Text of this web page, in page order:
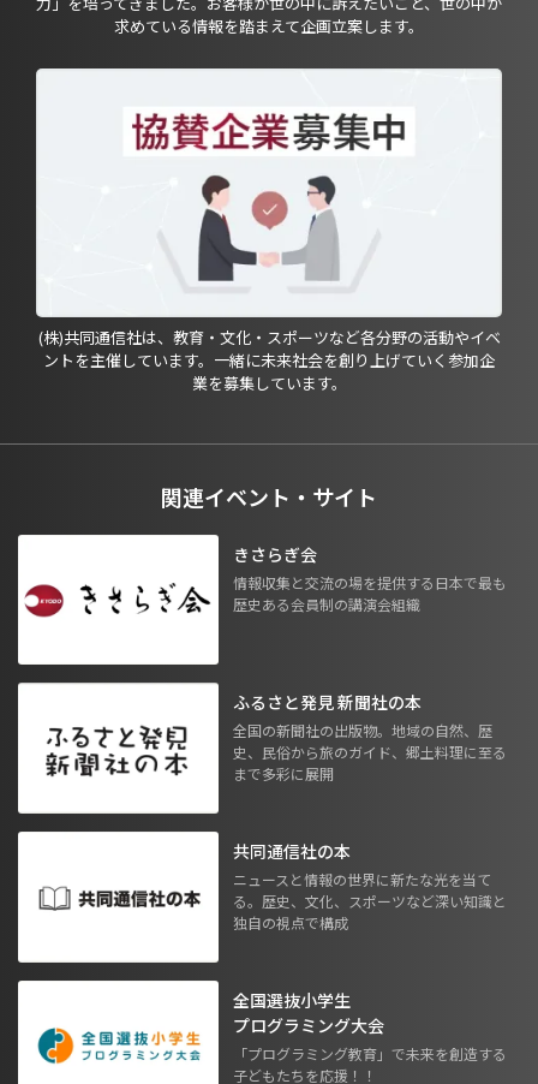
求めている情報を踏まえて企画立案します。
(株)共同通信社は、教育・文化・スポーツなど各分野の活動やイベ
ントを主催しています。一緒に未来社会を創り上げていく参加企
業を募集しています。
関連イベント・サイト
きさらぎ会
情報収集と交流の場を提供する日本で最も
歴史ある会員制の講演会組織
ふるさと発見 新聞社の本
全国の新聞社の出版物。地域の自然、歴
史、民俗から旅のガイド、郷土料理に至る
まで多彩に展開
共同通信社の本
ニュースと情報の世界に新たな光を当て
る。歴史、文化、スポーツなど深い知識と
独自の視点で構成
全国選抜小学生
プログラミング大会
「プログラミング教育」で未来を創造する
子どもたちを応援！！